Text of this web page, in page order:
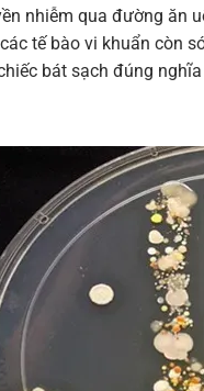
nhiễm qua đường ăn
tế bào vi khuẩn còn
bát sạch đúng